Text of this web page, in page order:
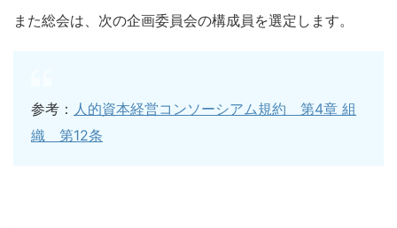
また総会は、次の企画委員会の構成員を選定します。
参考： 人的資本経営コンソーシアム規約 第4章 組
織 第12条